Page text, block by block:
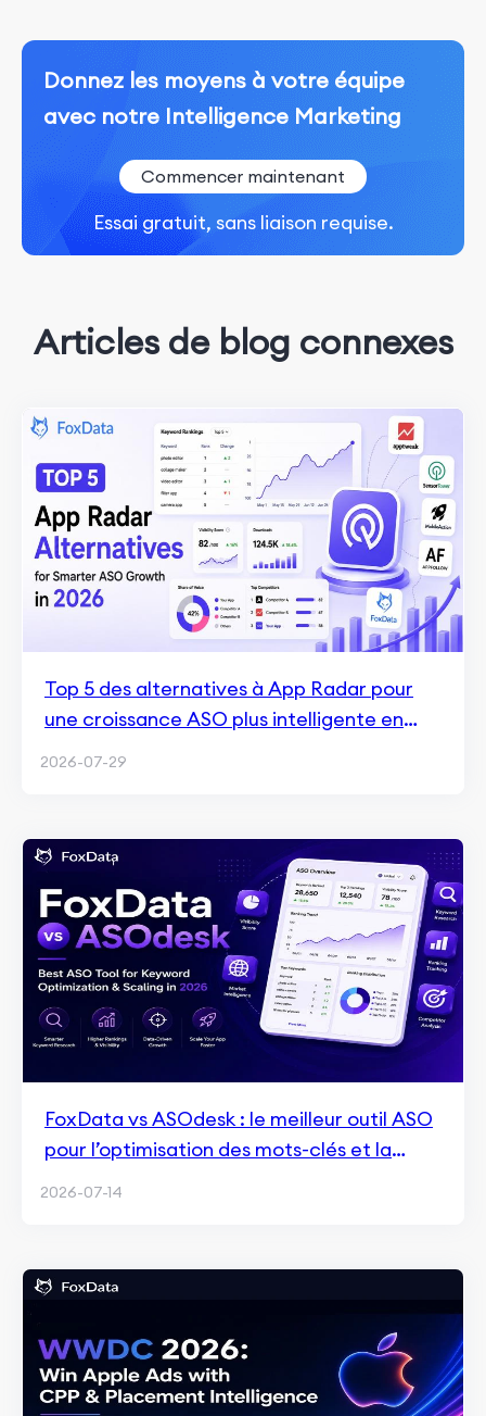
Donnez les moyens à votre équipe
avec notre Intelligence Marketing
Commencer maintenant
Essai gratuit, sans liaison requise.
Articles de blog connexes
Top 5 des alternatives à App Radar pour
une croissance ASO plus intelligente en
2026-07-29
FoxData vs ASOdesk : le meilleur outil ASO
pour l’optimisation des mots-clés et la
2026-07-14